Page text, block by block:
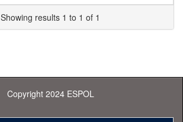
Showing results 1 to 1 of 1
Copyright 2024 ESPOL